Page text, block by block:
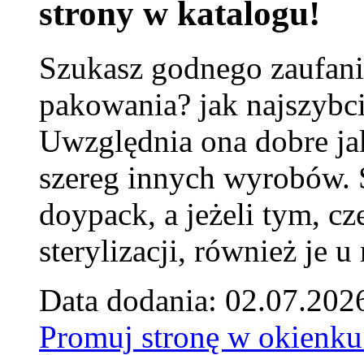
strony w katalogu!
Szukasz godnego
pakowania? jak
Uwzględnia ona dobre
szereg innych
doypack, a jeżeli tym,
sterylizacji, również je u
Data dodania:
Promuj stronę w